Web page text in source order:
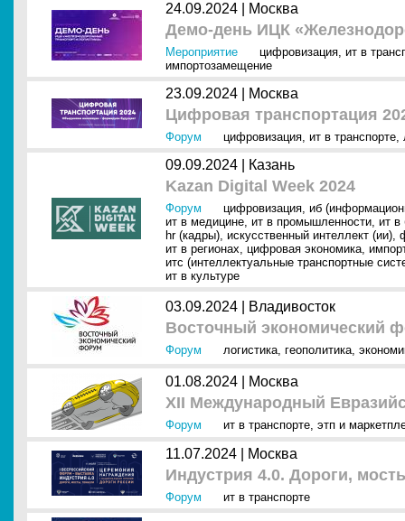
24.09.2024 | Москва
Демо-день ИЦК
Мероприятие цифровизация, ит в
импортозамещение
23.09.2024 | Москва
Цифровая транспортация
Форум цифровизация, ит в транспорте,
09.09.2024 | Казань
Kazan Digital Week 2024
Форум цифровизация, иб
ит в медицине, ит в промышленности, ит в
hr (кадры), искусственный интеллект (ии),
ит в регионах, цифровая экономика,
итс (интеллектуальные транспортные
ит в культуре
03.09.2024 | Владивосток
Восточный экономический
Форум логистика, геополитика,
01.08.2024 | Москва
XII Международный
Форум ит в транспорте, этп и
11.07.2024 | Москва
Индустрия 4.0. Дороги,
Форум ит в транспорте